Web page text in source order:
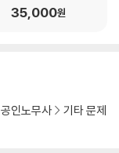
35,000원
공인노무사
기타 문제